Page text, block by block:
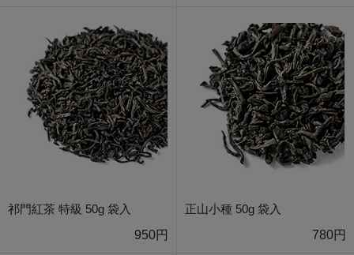
祁門紅茶 特級 50g 袋入
950円
正山小種 50g 袋入
780円